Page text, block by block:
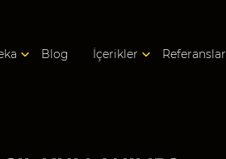
Blog İçerikler Referanslar